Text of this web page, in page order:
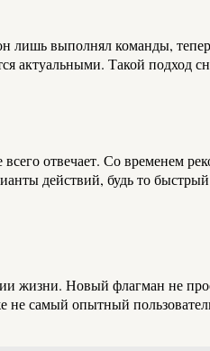
лишь выполнял команды,
актуальными. Такой подход
отвечает. Со временем
действий, будь то
жизни. Новый флагман не
не самый опытный